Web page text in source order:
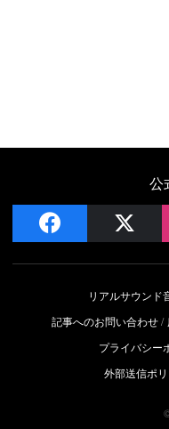
公
facebook
リアルサウンド
記事へのお問い合わせ
プライバシー
外部送信ポ